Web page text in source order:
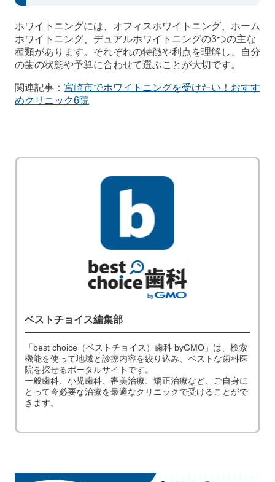
ホワイトニングには、オフィスホワイトニング、ホーム
ホワイトニング、デュアルホワイトニングの3つの主な
種類があります。それぞれの特徴や利点を理解し、自分
の歯の状態や予算に合わせて選ぶことが大切です。
関連記事： 宮崎市でホワイトニングを受けたい！おすす
めクリニック6院
ベストチョイス編集部
「best choice（ベストチョイス）歯科 byGMO」は、検索
機能を使って地域と診療内容を絞り込み、ベストな歯科医
院を探せるポータルサイトです。
一般歯科、小児歯科、審美治療、矯正治療など、ご自身に
とって今必要な治療を最適なクリニックで受けることがで
きます。